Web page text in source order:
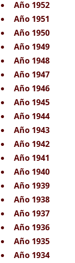
Año 1952
Año 1951
Año 1950
Año 1949
Año 1948
Año 1947
Año 1946
Año 1945
Año 1944
Año 1943
Año 1942
Año 1941
Año 1940
Año 1939
Año 1938
Año 1937
Año 1936
Año 1935
Año 1934